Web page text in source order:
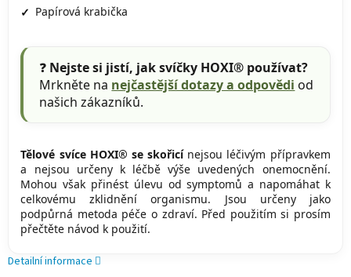
Papírová krabička
❓ Nejste si jistí, jak svíčky HOXI® používat?
Mrkněte na nejčastější dotazy a odpovědi od
našich zákazníků.
Tělové svíce HOXI® se skořicínejsou léčivým přípravkem
a nejsou určeny k léčbě výše uvedených onemocnění.
Mohou však přinést úlevu od symptomů a napomáhat k
celkovému zklidnění organismu. Jsou určeny jako
podpůrná metoda péče o zdraví. Před použitím si prosím
přečtěte návod k použití.
Detailní informace